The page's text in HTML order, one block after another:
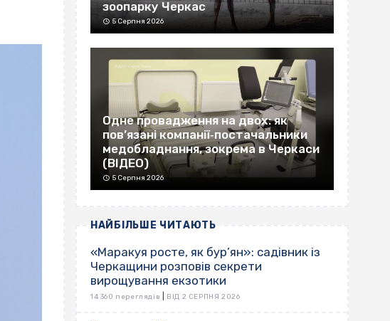
зоопарку Черкас
5 Серпня 2026
Одне провадження на двох: як
пов’язані компанії‐постачальники
медобладнання, зокрема в Черкаси
(ВІДЕО)
5 Серпня 2026
НАЙБІЛЬШЕ ЧИТАЮТЬ
«Маракуя росте, як бур’ян»: садівник із
Черкащини розповів секрети
вирощування екзотики
14 360 переглядів ВІД 2 СЕРПНЯ 2026